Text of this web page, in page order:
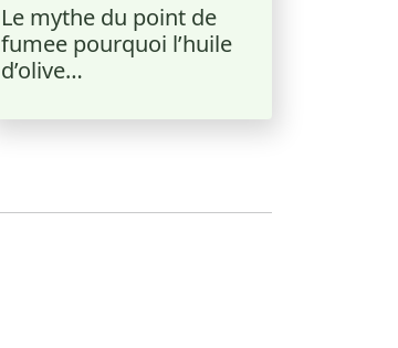
Le mythe du point de
fumee pourquoi l’huile
d’olive…